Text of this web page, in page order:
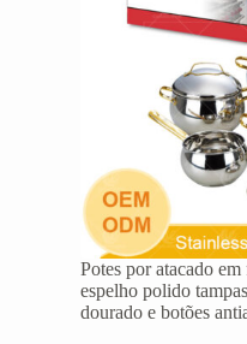
Potes por atacado
espelho polido
dourado e botões